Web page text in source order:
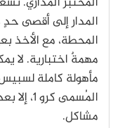
المدار إلى أقصى
مهمةٌ اختبارية. لا
مأهولة كاملة
مشاكل.